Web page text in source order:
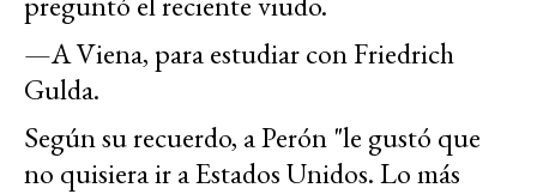
—A Viena, para estudiar con Friedrich
Gulda.
Según su recuerdo, a Perón "le gustó que
no quisiera ir a Estados Unidos. Lo más